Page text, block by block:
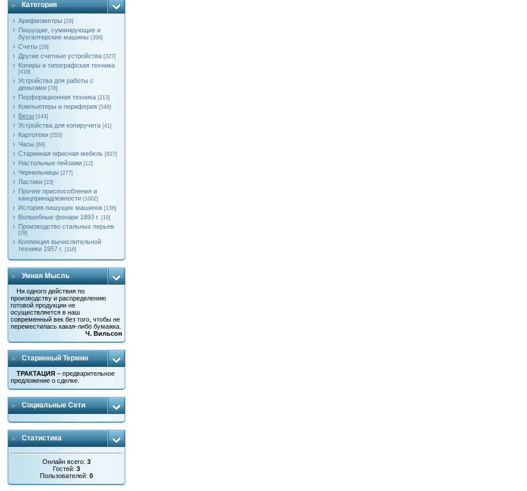
Категория
Арифмометры [24]
Пишущие, суммирующие и
бухгалтерские машины [356]
Счеты [29]
Другие счетные устройства [327]
Копиры и типографская техника
[419]
Устройства для работы с
деньгами [78]
Перфорационная техника [213]
Компьютеры и периферия [548]
Весы [144]
Устройства для копиручета [41]
Картотеки [555]
Часы [69]
Старинная офисная мебель [837]
Настольные пейзажи [12]
Чернильницы [277]
Ластики [23]
Прочие приспособления и
канцпринадлежности [1002]
История пишущих машинок [136]
Волшебные фонари 1893 г. [19]
Производство стальных перьев
[28]
Коллекция вычислительной
техники 1957 г. [116]
Умная Мысль
Ни одного действия по
производству и распределению
готовой продукции не
осуществляется в наш
современный век без того, чтобы не
переместилась какая-либо бумажка.
Ч. Вильсон
Старинный Термин
ТРАКТАЦИЯ – предварительное
предложение о сделке.
Социальные Сети
Статистика
Онлайн всего:3
Гостей:3
Пользователей:0